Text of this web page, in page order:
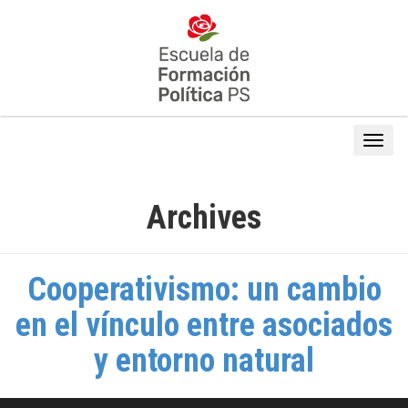
Archives
Cooperativismo: un cambio
en el vínculo entre asociados
y entorno natural